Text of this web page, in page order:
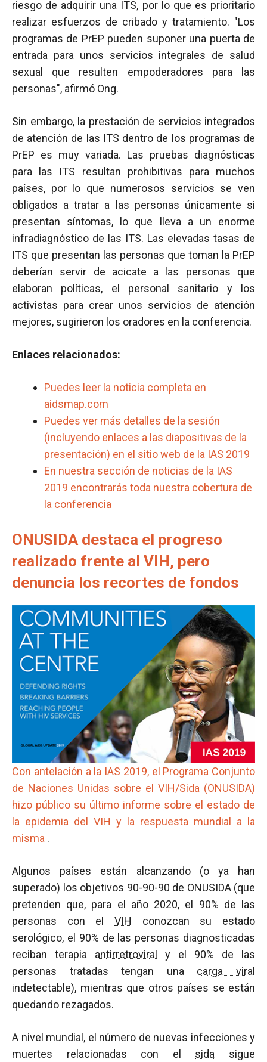
riesgo de adquirir una ITS, por lo que es prioritario
realizar esfuerzos de cribado y tratamiento. "Los
programas de PrEP pueden suponer una puerta de
entrada para unos servicios integrales de salud
sexual que resulten empoderadores para las
personas", afirmó Ong.
Sin embargo, la prestación de servicios integrados
de atención de las ITS dentro de los programas de
PrEP es muy variada. Las pruebas diagnósticas
para las ITS resultan prohibitivas para muchos
países, por lo que numerosos servicios se ven
obligados a tratar a las personas únicamente si
presentan síntomas, lo que lleva a un enorme
infradiagnóstico de las ITS. Las elevadas tasas de
ITS que presentan las personas que toman la PrEP
deberían servir de acicate a las personas que
elaboran políticas, el personal sanitario y los
activistas para crear unos servicios de atención
mejores, sugirieron los oradores en la conferencia.
Enlaces relacionados:
Puedes leer la noticia completa en
aidsmap.com
Puedes ver más detalles de la sesión
(incluyendo enlaces a las diapositivas de la
presentación) en el sitio web de la IAS 2019
En nuestra sección de noticias de la IAS
2019 encontrarás toda nuestra cobertura de
la conferencia
ONUSIDA destaca el progreso
realizado frente al VIH, pero
denuncia los recortes de fondos
Con antelación a la IAS 2019, el Programa Conjunto
de Naciones Unidas sobre el VIH/Sida (ONUSIDA)
hizo público su último informe sobre el estado de
la epidemia del VIH y la respuesta mundial a la
misma .
Algunos países están alcanzando (o ya han
superado) los objetivos 90-90-90 de ONUSIDA (que
pretenden que, para el año 2020, el 90% de las
personas con el VIH conozcan su estado
serológico, el 90% de las personas diagnosticadas
reciban terapia antirretroviral
y el 90% de las
personas tratadas tengan una carga viral
indetectable), mientras que otros países se están
quedando rezagados.
A nivel mundial, el número de nuevas infecciones y
muertes relacionadas con el sida sigue